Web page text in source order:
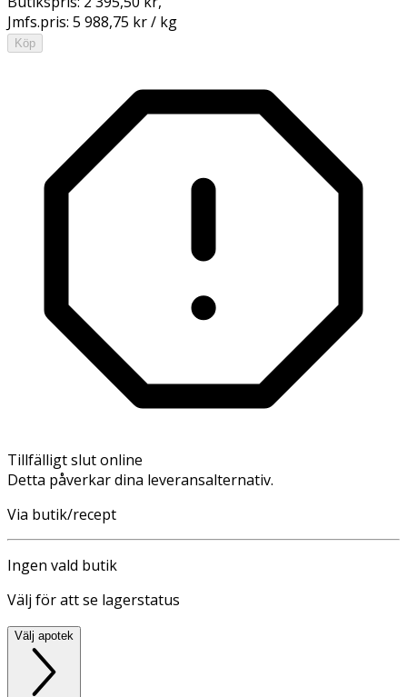
Jmfs.pris: 5 988,75 kr / kg
Köp
Tillfälligt slut online
Detta påverkar dina leveransalternativ.
Via butik/recept
Ingen vald butik
Välj för att se lagerstatus
Välj apotek